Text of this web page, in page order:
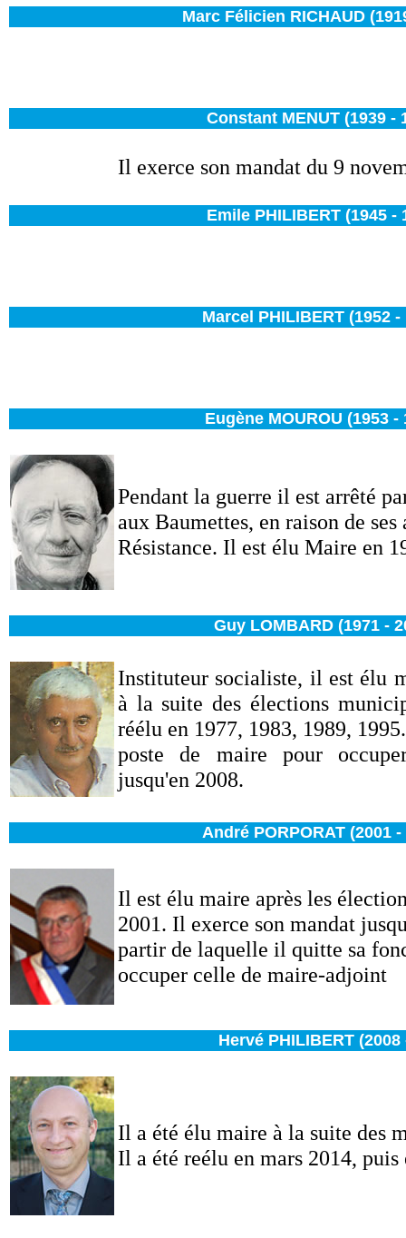
Marc Félicien RICHAUD
Constant MENUT (1939 -
Il exerce son mandat du 9
Emile PHILIBERT (1945 -
Marcel PHILIBERT (1952 -
Eugène MOUROU (1953 -
Pendant la guerre il est arrêté
aux Baumettes, en raison de
Résistance. Il est élu Maire en
Guy LOMBARD (1971 -
Instituteur socialiste, il est élu
à la suite des élections
réélu en 1977, 1983, 1989,
poste de maire pour
jusqu'en 2008.
André PORPORAT (2001 -
Il est élu maire après les
2001. Il exerce son mandat
partir de laquelle il quitte sa
occuper celle de maire-adjoint
Hervé PHILIBERT (2008
Il a été élu maire à la suite des
Il a été reélu en mars 2014, puis